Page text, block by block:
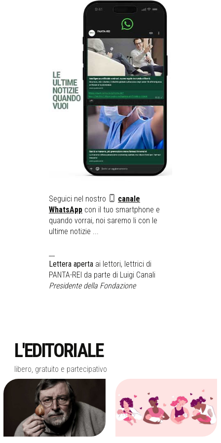
Seguici nel nostro
canale
WhatsApp con il tuo smartphone e
quando vorrai, noi saremo li con le
ultime notizie ...
Lettera aperta ai lettori, lettrici di
PANTA-REI da parte di Luigi Canali
Presidente della Fondazione
L'EDITORIALE
libero, gratuito e partecipativo